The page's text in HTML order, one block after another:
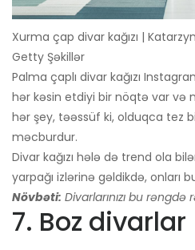
Xurma çap divar kağızı |
Getty Şəkillər
Palma çaplı divar kağızı
hər kəsin etdiyi bir nöqtə var və
hər şey, təəssüf ki, olduqca tez
məcburdur.
Divar kağızı hələ də trend ola
yarpağı izlərinə gəldikdə, onları
Növbəti: Divarlarınızı bu
7. Boz divarlar